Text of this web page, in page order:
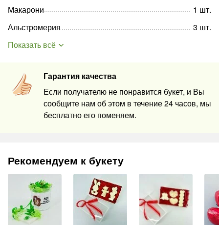
Гарантия качества
Если получателю не понравится букет, и Вы
сообщите нам об этом в течение 24 часов, мы
бесплатно его поменяем.
Макарони
1 шт.
Альстромерия
3 шт.
Показать всё
Рекомендуем к букету